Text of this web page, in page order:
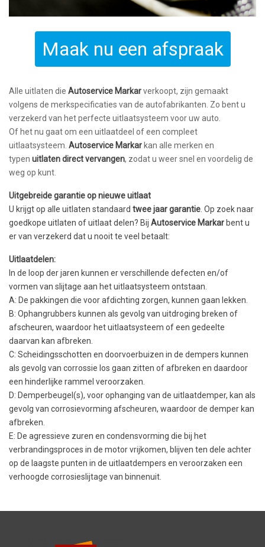
Maak nu een afspraak
Alle uitlaten die Autoservice Markarverkoopt, zijn gemaakt
volgens de merkspecificaties van de autofabrikanten. Zo bent u
verzekerd van het perfecte uitlaatsysteem voor uw auto.
Of het nu gaat om een uitlaatdeel of een compleet
uitlaatsysteem. Autoservice Markar kan alle merken en
typen uitlaten direct vervangen, zodat u weer snel en voordelig de
weg op kunt.
Uitgebreide garantie op nieuwe uitlaat
U krijgt op alle uitlaten standaard twee jaar garantie . Op zoek naar
goedkope uitlaten of uitlaat delen? Bij Autoservice Markar bent u
er van verzekerd dat u nooit te veel betaalt:
Uitlaatdelen:
In de loop der jaren kunnen er verschillende defecten en/of
vormen van slijtage aan het uitlaatsysteem ontstaan.
A: De pakkingen die voor afdichting zorgen, kunnen gaan lekken.
B: Ophangrubbers kunnen als gevolg van uitdroging breken of
afscheuren, waardoor het uitlaatsysteem of een gedeelte
daarvan kan afbreken.
C: Scheidingsschotten en doorvoerbuizen in de dempers kunnen
als gevolg van corrossie los gaan zitten of afbreken en daardoor
een hinderlijke rammel veroorzaken.
D: Demperbeugel(s), voor ophanging van de uitlaatdemper, kan als
gevolg van corrosievorming afscheuren, waardoor de demper kan
afbreken.
E: De agressieve zuren en condensvorming die bij het
verbrandingsproces in de motor vrijkomen, blijven ten dele achter
op de laagste punten in de uitlaatdempers en veroorzaken een
verhoogde corrosieslijtage van binnenuit.